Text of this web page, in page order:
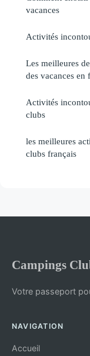
vacances
Activités
Les meilleures
des vacances en
Activités
clubs
les meilleures
clubs français
Campings
Votre passeport
NAVIGATION
Accueil